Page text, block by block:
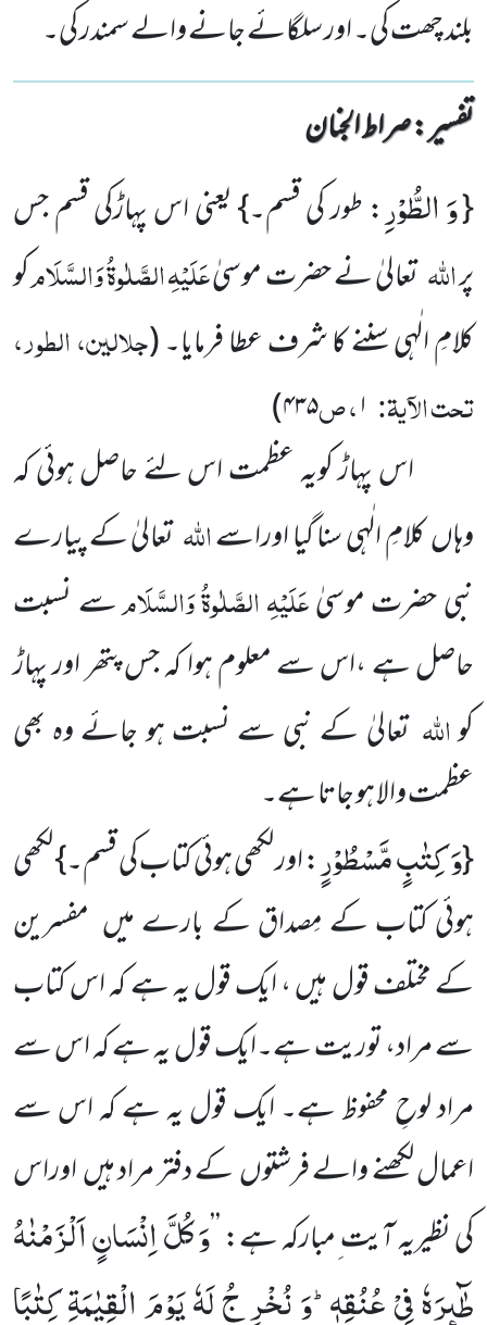
بلند چھت کی۔ اور سلگائے جانے والے سمندر کی۔
تفسیر : ‎صراط الجنان
{وَ الطُّوْرِ: طور کی قسم۔} یعنی اس پہاڑکی قسم جس
پراللہتعالیٰ نے حضرت موسیٰعَلَیْہِالصَّلٰوۃُوَالسَّلَامکو
کلامِ الٰہی سننے کا شرف عطا فرمایا۔(جلالین، الطور،
تحت الآیۃ: ۱، ص۴۳۵)
اس پہاڑ کویہ عظمت اس لئے حاصل ہوئی کہ
وہاں کلامِ الٰہی سنا گیا اوراسےاللہتعالیٰ کے پیارے
نبی حضرت موسیٰعَلَیْہِالصَّلٰوۃُوَالسَّلَامسے نسبت
حاصل ہے ،اس سے معلوم ہوا کہ جس پتھر اور پہاڑ
کواللہ تعالیٰ کے نبی سے نسبت ہو جائے وہ بھی
عظمت والا ہو جاتا ہے۔
{وَ كِتٰبٍ مَّسْطُوْرٍ: اور لکھی ہوئی کتاب کی قسم۔} لکھی
ہوئی کتاب کے مِصداق کے بارے میں مفسرین
کے مختلف قول ہیں ، ایک قول یہ ہے کہ اس کتاب
سے مراد، توریت ہے۔ایک قول یہ ہے کہ اس سے
مراد لوحِ محفوظ ہے۔ ایک قول یہ ہے کہ اس سے
اعمال لکھنے والے فرشتوں کے دفتر مراد ہیں اوراس
کی نظیریہ آیت ِمبارکہ ہے: ’’وَ كُلَّ اِنْسَانٍ اَلْزَمْنٰهُ
طٰٓىٕرَهٗ فِیْ عُنُقِهٖؕ-وَ نُخْرِ جُ لَهٗ یَوْمَ الْقِیٰمَةِ كِتٰبًا